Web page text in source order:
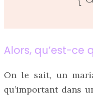
Alors, qu’est-ce
On le sait, un
qu’important dans